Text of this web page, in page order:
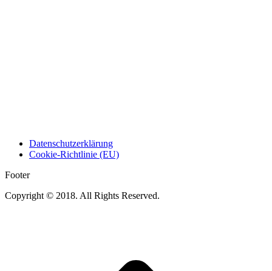
Datenschutzerklärung
Cookie-Richtlinie (EU)
Footer
Copyright © 2018. All Rights Reserved.